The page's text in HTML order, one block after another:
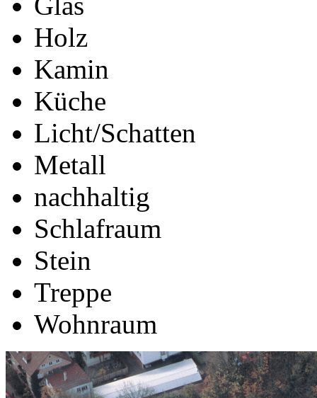
Holz
Kamin
Küche
Licht/Schatten
Metall
nachhaltig
Schlafraum
Stein
Treppe
Wohnraum